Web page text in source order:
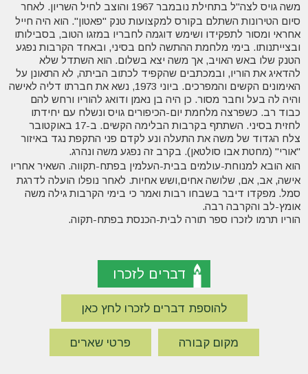
משה גויס לצה"ל בתחילת נובמבר 1967 והוצב לחיל השריון. לאחר
סיום הטירונות השתלם בקורס למקצועות טנק "פאטון". הוא היה חייל
אחראי ומסור לתפקידו ושימש דוגמה לחבריו במזגו הטוב, בסבילותו
ובצייתנותו. בימי מלחמת ההתשה לחם בסיני, ובאחד הקרבות נפגע
הטנק שלו באש האויב, אך משה יצא בשלום. הוא השתדל שלא
להדאיג את הוריו, ובמכתבים שהקפיד לכתוב הביתה, לא התאונן על
האימונים הקשים והמפרכים. ביוני 1973, נשא את חברתו דליה לאישה
והיה לה בעל וחבר מסור. כן היה בן נאמן ודואג להוריו ורחש להם
כבוד רב. כשפרצה מלחמת יום-הכיפורים גויס ונשלח עם יחידתו
לחזית בסיני.
השתתף בקרבות הבלימה הקשים. ב-17 באוקטובר
צלח הגדוד של משה את התעלה ונע לקדם פני התקפת נגד באיזור
"אורי" (מחטת אבו סולטאן). בקרב זה נפגע משה ונהרג.
הוא הובא למנוחת-עולמים בבית-העלמין בפתח-תקווה. השאיר אחריו
אישה, אב, אם, שלושה אחים,ושש אחיות. לאחר נופלו הועלה לדרגת
סמל. מפקדו דיבר בשבחו רבות ואמר כי בימי הקרבות גילה משה
אומץ-לב והקרבה רבה.
הוריו תרמו לזכרו ספר תורה לבית-הכנסת בפתח-תקוה.
דברים לזכרו
להוספת דברים לזכרו לחץ כאן
מקום קבורה פרטי שארים